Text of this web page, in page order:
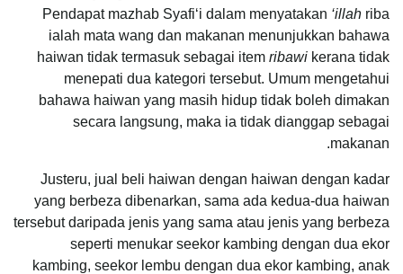
Pendapat mazhab Syafi‘i dalam menyatakan ‘illah riba
ialah mata wang dan makanan menunjukkan bahawa
haiwan tidak termasuk sebagai item ribawi kerana tidak
menepati dua kategori tersebut. Umum mengetahui
bahawa haiwan yang masih hidup tidak boleh dimakan
secara langsung, maka ia tidak dianggap sebagai
makanan.
Justeru, jual beli haiwan dengan haiwan dengan kadar
yang berbeza dibenarkan, sama ada kedua-dua haiwan
tersebut daripada jenis yang sama atau jenis yang berbeza
seperti menukar seekor kambing dengan dua ekor
kambing, seekor lembu dengan dua ekor kambing, anak